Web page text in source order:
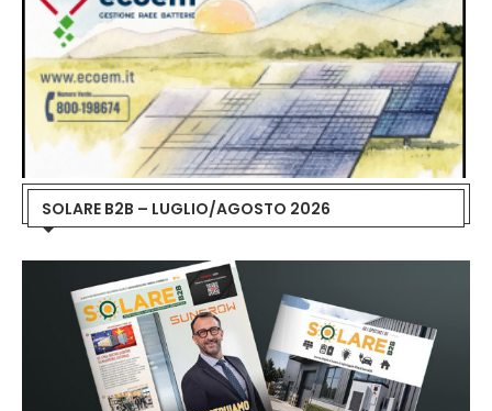
SOLARE B2B – LUGLIO/AGOSTO 2026